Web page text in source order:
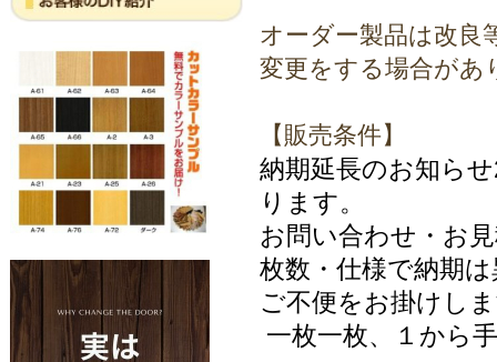
オーダー製品は改良
変更をする場合があ
【販売条件】
納期延長のお知ら
ります。
お問い合わせ・お
枚数・仕様で納期
ご不便をお掛けし
一枚一枚、１から